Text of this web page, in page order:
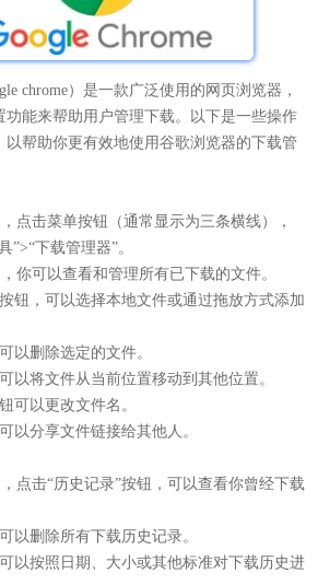
chrome）是一款广泛使用的网页浏览器，
功能来帮助用户管理下载。以下是一些操作
以帮助你更有效地使用谷歌浏览器的下载管
点击菜单按钮（通常显示为三条横线），
”>“下载管理器”。
你可以查看和管理所有已下载的文件。
钮，可以选择本地文件或通过拖放方式添加
以删除选定的文件。
以将文件从当前位置移动到其他位置。
可以更改文件名。
以分享文件链接给其他人。
点击“历史记录”按钮，可以查看你曾经下载
以删除所有下载历史记录。
以按照日期、大小或其他标准对下载历史进